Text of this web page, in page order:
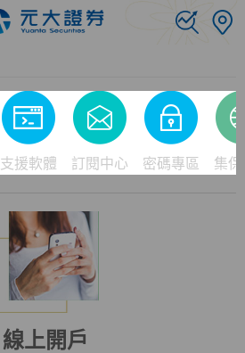
支援軟體 訂閱中心 密碼專區 集
線上開戶